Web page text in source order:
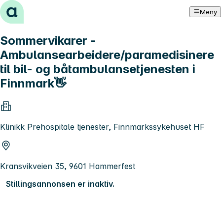
Hopp til innhold Meny
Sommervikarer -
Ambulansearbeidere/paramedisinere
til bil- og båtambulansetjenesten i
Finnmark👋
Klinikk Prehospitale tjenester, Finnmarkssykehuset HF
Kransvikveien 35, 9601 Hammerfest
Stillingsannonsen er inaktiv.